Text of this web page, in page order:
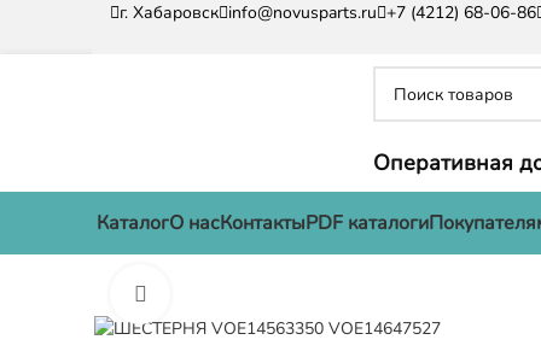
г. Хабаровск info@novusparts.ru +7 (4212) 68-06-86
Оперативная
КаталогО насКонтактыPDF каталоги